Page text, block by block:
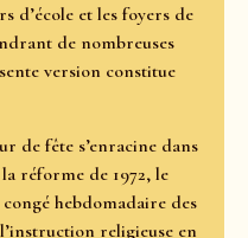
d’école et les foyers de
de nombreuses
version constitue
de fête s’enracine dans
réforme de 1972, le
hebdomadaire des
religieuse en